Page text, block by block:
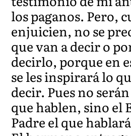
los paganos. Pero,
enjuicien, no se
que van a decir o
decirlo, porque en
se les inspirará lo
decir. Pues no
que hablen, sino el
Padre el que